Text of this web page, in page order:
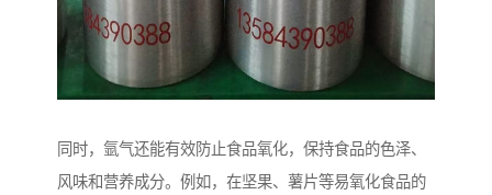
同时，氩气还能有效防止食品氧化，保持食品的色泽、
风味和营养成分。例如，在坚果、薯片等易氧化食品的